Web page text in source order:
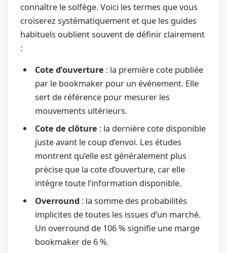
connaître le solfège. Voici les termes que vous
croiserez systématiquement et que les guides
habituels oublient souvent de définir clairement
:
Cote d’ouverture : la première cote publiée
par le bookmaker pour un événement. Elle
sert de référence pour mesurer les
mouvements ultérieurs.
Cote de clôture : la dernière cote disponible
juste avant le coup d’envoi. Les études
montrent qu’elle est généralement plus
précise que la cote d’ouverture, car elle
intègre toute l’information disponible.
Overround : la somme des probabilités
implicites de toutes les issues d’un marché.
Un overround de 106 % signifie une marge
bookmaker de 6 %.